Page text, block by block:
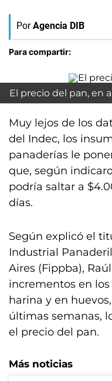
Por Agencia DIB
Para compartir:
El precio del pan, en
Muy lejos de los
del Indec, los
panaderías le
que, según
podría saltar a
días.
Según explicó el
Industrial
Aires (Fippba),
incrementos en
harina y en
últimas semanas,
el precio del pan.
Más noticias